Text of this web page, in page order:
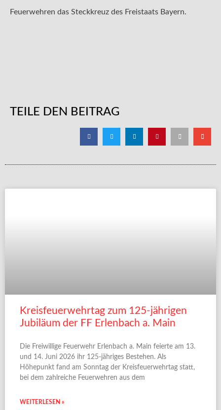
Feuerwehren das Steckkreuz des Freistaats Bayern.
TEILE DEN BEITRAG
Kreisfeuerwehrtag zum 125-jährigen
Jubiläum der FF Erlenbach a. Main
Die Freiwillige Feuerwehr Erlenbach a. Main feierte am 13.
und 14. Juni 2026 ihr 125-jähriges Bestehen. Als
Höhepunkt fand am Sonntag der Kreisfeuerwehrtag statt,
bei dem zahlreiche Feuerwehren aus dem
WEITERLESEN »